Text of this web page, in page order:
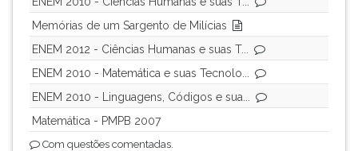
Memórias de um Sargento de Milícias
ENEM 2012 - Ciências Humanas e suas T...
ENEM 2010 - Matemática e suas Tecnolo...
ENEM 2010 - Linguagens, Códigos e sua...
Matemática - PMPB 2007
Com questões comentadas.